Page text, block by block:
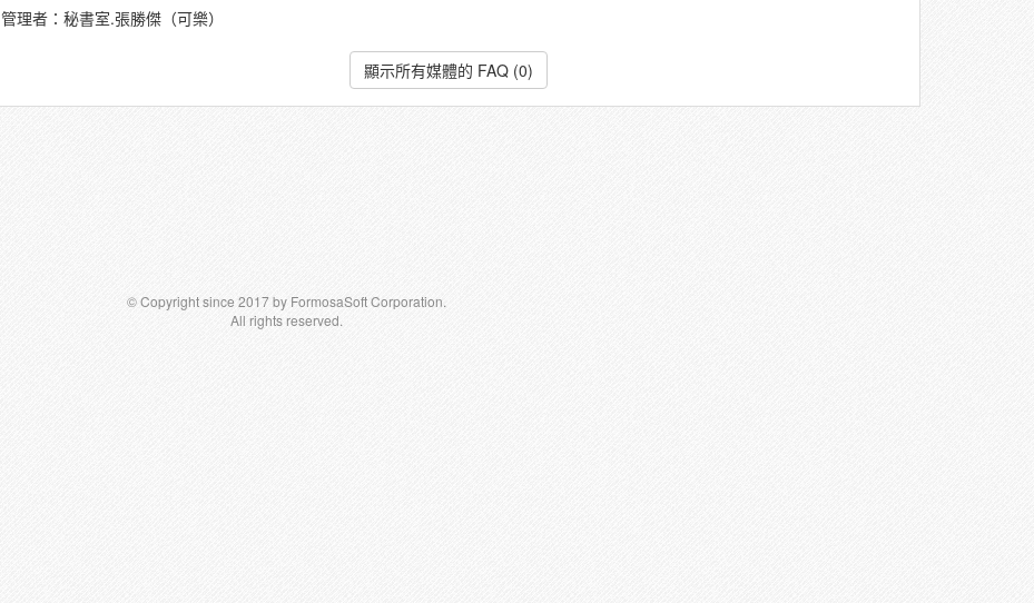
管理者：秘書室.張勝傑（可樂）
顯示所有媒體的 FAQ (0)
© Copyright since 2017 by FormosaSoft Corporation.
All rights reserved.